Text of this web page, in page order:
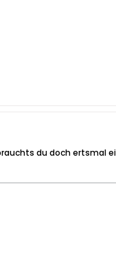
du doch ertsmal